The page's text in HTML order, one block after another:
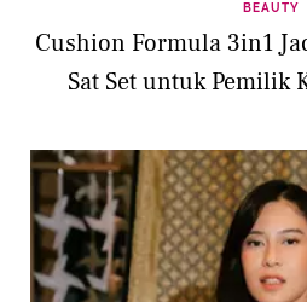
BEAUTY
Cushion Formula 3in1
Sat Set untuk Pemilik